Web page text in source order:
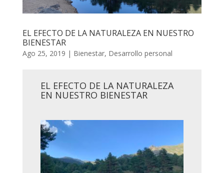
EL EFECTO DE LA NATURALEZA EN NUESTRO
BIENESTAR
Ago 25, 2019 | Bienestar, Desarrollo personal
EL EFECTO DE LA NATURALEZA
EN NUESTRO BIENESTAR